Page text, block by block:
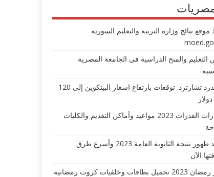
موقع نتائج وزارة التربية والتعليم السورية
والمنح الدراسية في الجامعة المصرية
ستاندرد تشارترد: توقعات بارتفاع اسعار البيتكوين إلى 120
اختبارات القدرات 2023 مواعيد وأماكن التقديم والكليات
موعد ظهور نتيجة الثانوية العامة 2023 وأسرع طرق
الآن
صور رمضان 2023 تحميل بطاقات وخلفيات كروت رمضانية